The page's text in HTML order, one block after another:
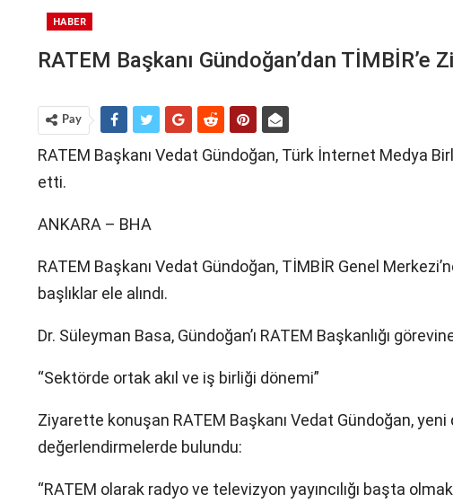
HABER
RATEM Başkanı Gündoğan’dan TİMBİR’e
Pay
RATEM Başkanı Vedat Gündoğan, Türk İnternet Medya
etti.
ANKARA – BHA
RATEM Başkanı Vedat Gündoğan, TİMBİR Genel
başlıklar ele alındı.
Dr. Süleyman Basa, Gündoğan’ı RATEM Başkanlığı
“Sektörde ortak akıl ve iş birliği dönemi”
Ziyarette konuşan RATEM Başkanı Vedat Gündoğan,
değerlendirmelerde bulundu:
“RATEM olarak radyo ve televizyon yayıncılığı başta